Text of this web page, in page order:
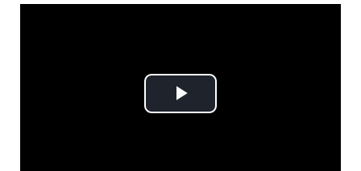
Play